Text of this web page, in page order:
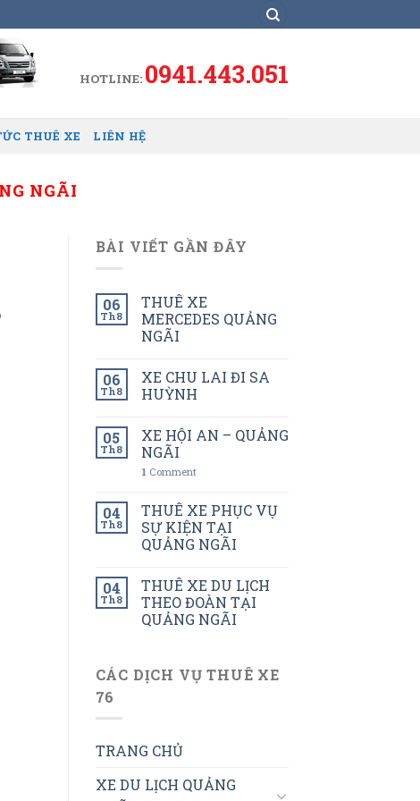
HOTLINE: 0941.443.051
THUÊ XE LIÊN HỆ
NGÃI
BÀI VIẾT GẦN ĐÂY
06
Th8
THUÊ XE
MERCEDES QUẢNG
NGÃI
06
Th8
XE CHU LAI ĐI SA
HUỲNH
05
Th8
XE HỘI AN – QUẢNG
NGÃI
1 Comment
04
Th8
THUÊ XE PHỤC VỤ
SỰ KIỆN TẠI
QUẢNG NGÃI
04
Th8
THUÊ XE DU LỊCH
THEO ĐOÀN TẠI
QUẢNG NGÃI
CÁC DỊCH VỤ THUÊ XE
76
TRANG CHỦ
XE DU LỊCH QUẢNG